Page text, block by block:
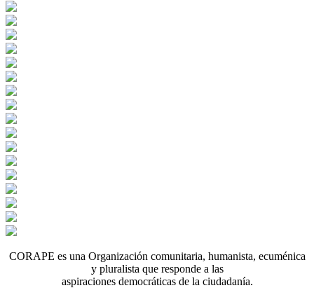
CORAPE es una Organización comunitaria, humanista, ecuménica
y pluralista que responde a las
aspiraciones democráticas de la ciudadanía.